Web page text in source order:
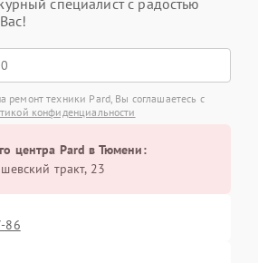
специалист с радостью
ремонт техники Pard, Вы соглашаетесь с
конфиденциальности
центра Pard в Тюмени:
тракт, 23
86